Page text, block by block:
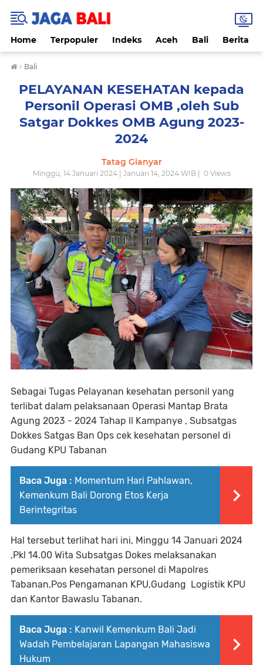
Home Terpopuler Indeks Aceh Bali Berita
› Bali
PELAYANAN KESEHATAN kepada
Personil Operasi OMB ,oleh Sub
Satgar Dokkes OMB Agung 2023-
2024
Tatag Gianyar
Minggu, 14 Januari 2024 | Januari 14, 2024 WIB | 0Views
Sebagai Tugas Pelayanan kesehatan personil yang
terlibat dalam pelaksanaan Operasi Mantap Brata
Agung 2023 - 2024 Tahap ll Kampanye , Subsatgas
Dokkes Satgas Ban Ops cek kesehatan personel di
Gudang KPU Tabanan
Baca Juga : Momentum Hari Pahlawan,
Kemenkum Bali Dorong Etos Kerja
Berintegritas
Hal tersebut terlihat hari ini, Minggu 14 Januari 2024
,Pkl 14.00 Wita Subsatgas Dokes melaksanakan
pemeriksaan kesehatan personel di Mapolres
Tabanan,Pos Pengamanan KPU,Gudang Logistik KPU
dan Kantor Bawaslu Tabanan.
Baca Juga : Kanwil Kemenkum Bali Jadi
Wadah Pembelajaran Lapangan Mahasiswa
Hukum